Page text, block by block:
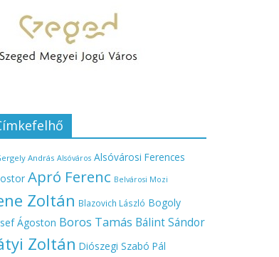
András Alsóváros Alsóvárosi Ferences
Apró Ferenc Belvárosi Mozi
Zoltán Blazovich László Bogoly
Ágoston Boros Tamás Bálint Sándor
Zoltán Diószegi Szabó Pál